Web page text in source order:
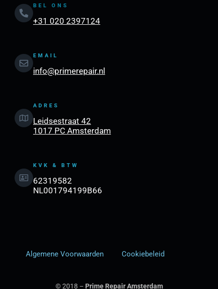
BEL ONS
+31 020 2397124
EMAIL
info@primerepair.nl
ADRES
Leidsestraat 42
1017 PC Amsterdam
KVK & BTW
62319582
NL001794199B66
Algemene Voorwaarden Cookiebeleid
© 2018 – Prime Repair Amsterdam